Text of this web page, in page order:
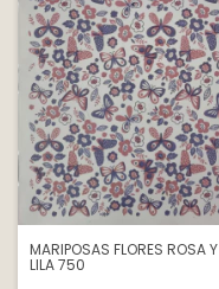
MARIPOSAS FLORES ROSA Y
LILA 750